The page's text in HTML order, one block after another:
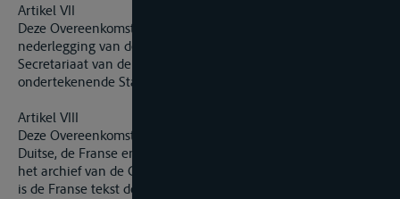
Artikel VII
Deze Overeenkomst treedt in werking op de dag na de
nederlegging van de zesde akte van bekrachtiging bij het
Secretariaat van de Centrale Commissie, dat de andere
ondertekenende Staten hiervan in kennis zal stellen.
Artikel VIII
Deze Overeenkomst, opgesteld in een enkel exemplaar in de
Duitse, de Franse en de Nederlandse taal, wordt bewaard in
het archief van de Centrale Commissie; in geval van verschil
is de Franse tekst doorslaggevend.